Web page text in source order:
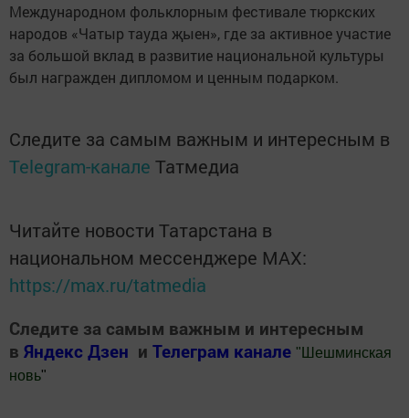
Международном фольклорным фестивале тюркских
народов «Чатыр тауда җыен», где за активное участие
за большой вклад в развитие национальной культуры
был награжден дипломом и ценным подарком.
Следите за самым важным и интересным в
Telegram-канале Татмедиа
Читайте новости Татарстана в
национальном мессенджере MАХ:
https://max.ru/tatmedia
Следите за самым важным и интересным
в Яндекс Дзен и Телеграм канале " Шешминская
новь"